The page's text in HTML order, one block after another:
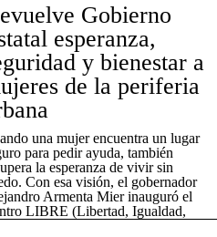
Gobierno
esperanza,
y bienestar a
de la periferia
una mujer encuentra un lugar
para pedir ayuda, también
la esperanza de vivir sin
Con esa visión, el gobernador
Armenta Mier inauguró el
LIBRE (Libertad, Igualdad,